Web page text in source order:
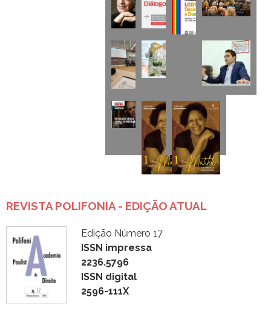
REVISTA POLIFONIA - EDIÇÃO ATUAL
Edição Número 17
ISSN impressa
2236.5796
ISSN digital
2596-111X